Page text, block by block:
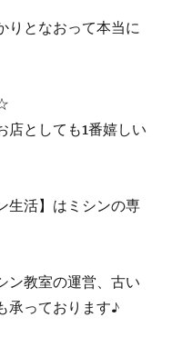
りとなおって本当に
店としても1番嬉しい
生活】はミシンの専
ン教室の運営、古い
承っております♪